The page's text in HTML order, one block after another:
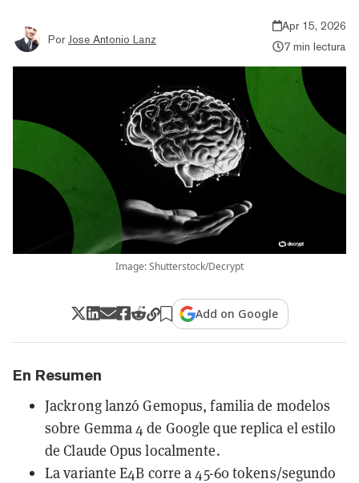
Por Jose Antonio Lanz
Apr 15, 2026
7 min lectura
Image: Shutterstock/Decrypt
Add on Google
En Resumen
Jackrong lanzó Gemopus, familia de modelos
sobre Gemma 4 de Google que replica el estilo
de Claude Opus localmente.
La variante E4B corre a 45-60 tokens/segundo